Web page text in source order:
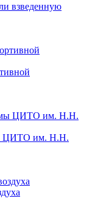
взведенную
ЦИТО им. Н.Н.